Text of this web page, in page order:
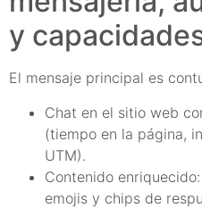
y
El mensaje principal es
Chat en el sitio web
(tiempo en la página,
UTM).
Contenido
emojis y chips de